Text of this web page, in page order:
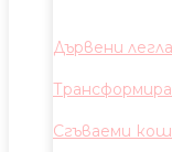
Дървени легла
Сгъваеми